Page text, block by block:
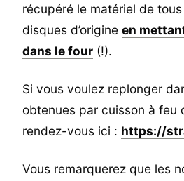
récupéré le matériel de
disques d’origine en
dans le four (!).
Si vous voulez replonger
obtenues par cuisson à feu
rendez-vous ici : https://
Vous remarquerez que les